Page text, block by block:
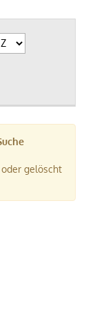
oder gelöscht